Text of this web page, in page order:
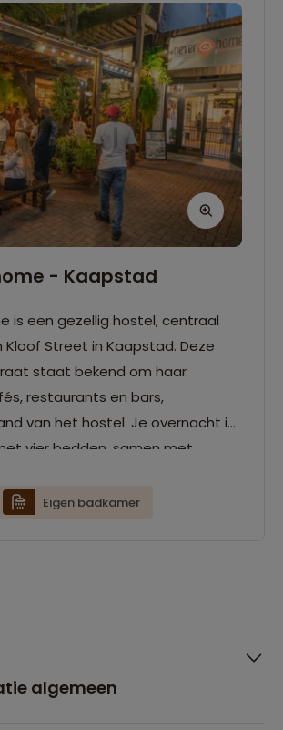
- Kaapstad
is een gezellig hostel, centraal
Street in Kaapstad. Deze
staat bekend om haar
restaurants en bars,
van het hostel. Je overnacht in
vier bedden, samen met
over een eigen badkamer. Het
gratis yogalessen
per week, en op vrijdagavond is
spelletjesavond.
Eigen badkamer
algemeen